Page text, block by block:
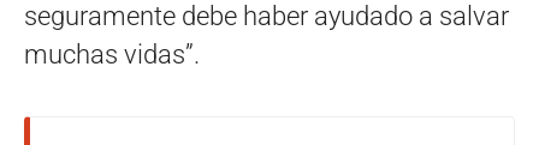
seguramente debe haber ayudado a salvar
muchas vidas”.